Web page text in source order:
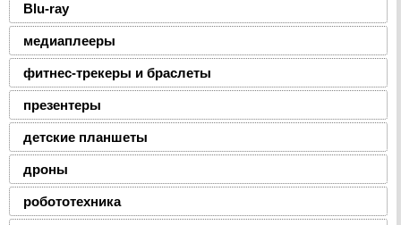
Blu-ray
медиаплееры
фитнес-трекеры и браслеты
презентеры
детские планшеты
дроны
робототехника